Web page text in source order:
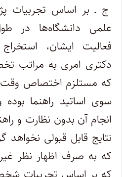
ج ـ بر اساس تجربیات
علمی دانشگاه‌ها در
فعالیت ایشان،
دکتری امری به مراتب
که مستلزم اختصاص وقت
سوی اساتید راهنما
انجام آن بدون نظارت و
نتایج قابل قبولی
که به صرف اظهار نظر